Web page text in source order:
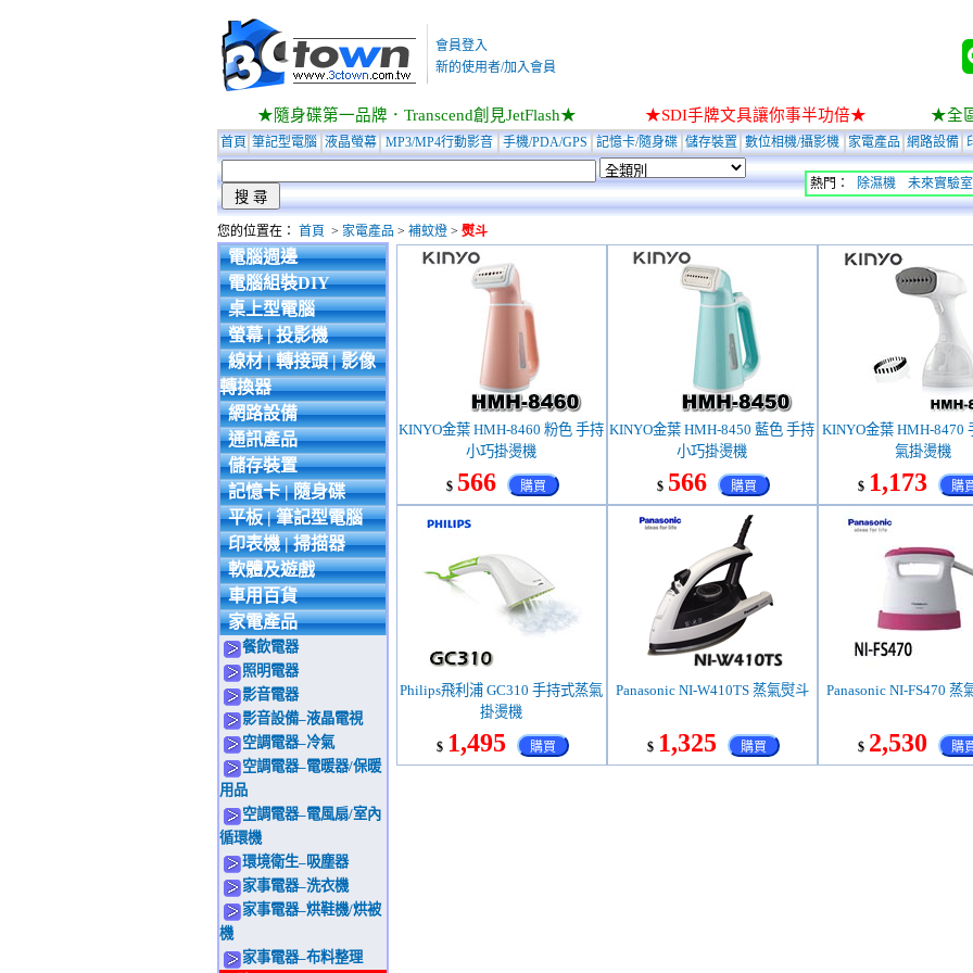
會員登入
新的使用者/加入會員
★隨身碟第一品牌．Transcend創見JetFlash★ ★SDI手牌文具讓你事半功倍★ ★全
首頁 筆記型電腦 液晶螢幕 MP3/MP4行動影音 手機/PDA/GPS 記憶卡/隨身碟 儲存裝置 數位相機/攝影機 家電產品 網路設備
熱門： 除濕機 未來實驗室
您的位置在： 首頁 > 家電產品 > 補蚊燈> 熨斗
電腦週邊
電腦組裝DIY
桌上型電腦
螢幕 | 投影機
線材 | 轉接頭 | 影像
轉換器
網路設備
通訊產品
儲存裝置
記憶卡 | 隨身碟
平板 | 筆記型電腦
印表機 | 掃描器
軟體及遊戲
車用百貨
家電產品
餐飲電器
照明電器
影音電器
影音設備–液晶電視
空調電器–冷氣
空調電器–電暖器/保暖
用品
空調電器–電風扇/室內
循環機
環境衛生–吸塵器
家事電器–洗衣機
家事電器–烘鞋機/烘被
機
家事電器–布料整理
KINYO金葉 HMH-8460 粉色 手持
小巧掛燙機
$ 566 購買
KINYO金葉 HMH-8450 藍色 手持
小巧掛燙機
$ 566 購買
KINYO金葉 HMH-8470
氣掛燙機
$ 1,173 購
Philips飛利浦 GC310 手持式蒸氣
掛燙機
$ 1,495 購買
Panasonic NI-W410TS 蒸氣熨斗
$ 1,325 購買
Panasonic NI-FS470 蒸
$ 2,530 購